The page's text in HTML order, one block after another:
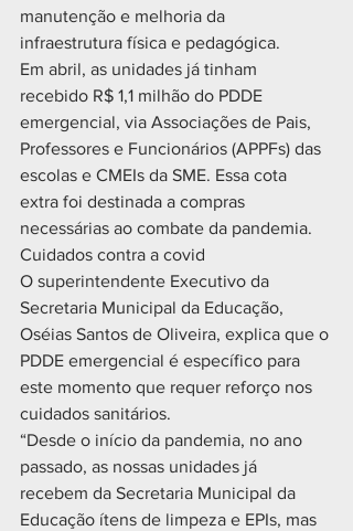
manutenção e melhoria da
infraestrutura física e pedagógica.
Em abril, as unidades já tinham
recebido R$ 1,1 milhão do PDDE
emergencial, via Associações de Pais,
Professores e Funcionários (APPFs) das
escolas e CMEIs da SME. Essa cota
extra foi destinada a compras
necessárias ao combate da pandemia.
Cuidados contra a covid
O superintendente Executivo da
Secretaria Municipal da Educação,
Oséias Santos de Oliveira, explica que o
PDDE emergencial é específico para
este momento que requer reforço nos
cuidados sanitários.
“Desde o início da pandemia, no ano
passado, as nossas unidades já
recebem da Secretaria Municipal da
Educação ítens de limpeza e EPIs, mas